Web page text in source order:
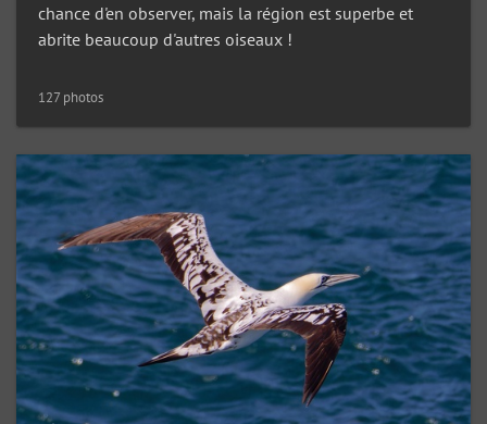
chance d'en observer, mais la région est superbe et
abrite beaucoup d'autres oiseaux !
127 photos